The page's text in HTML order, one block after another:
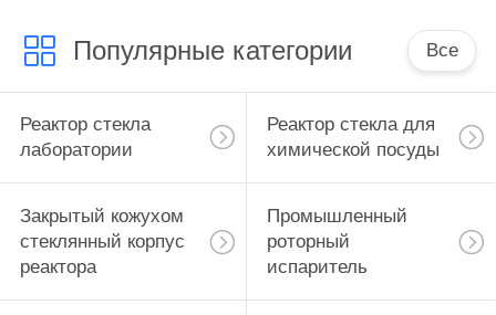
Популярные категории Все
Реактор стекла
лаборатории
Реактор стекла для
химической посуды
Закрытый кожухом
стеклянный корпус
реактора
Промышленный
роторный
испаритель